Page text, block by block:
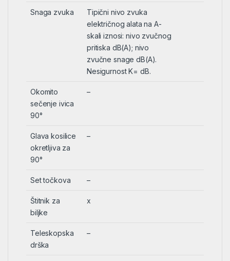
Snaga zvuka
Tipični nivo zvuka
električnog alata na A-
skali iznosi: nivo zvučnog
pritiska dB(A); nivo
zvučne snage dB(A).
Nesigurnost K= dB.
Okomito
sečenje ivica
90°
–
Glava kosilice
okretljiva za
90°
–
Set točkova –
Štitnik za
biljke
x
Teleskopska
drška
–